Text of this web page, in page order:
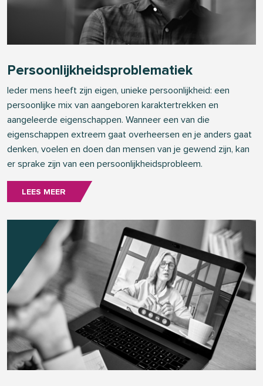
Persoonlijkheidsproblematiek
Ieder mens heeft zijn eigen, unieke persoonlijkheid: een
persoonlijke mix van aangeboren karaktertrekken en
aangeleerde eigenschappen. Wanneer een van die
eigenschappen extreem gaat overheersen en je anders gaat
denken, voelen en doen dan mensen van je gewend zijn, kan
er sprake zijn van een persoonlijkheidsprobleem.
LEES MEER